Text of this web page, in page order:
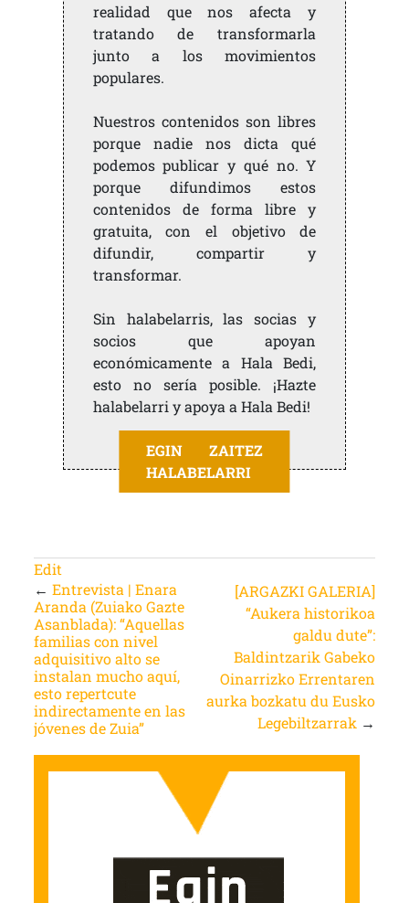
realidad que nos afecta y
tratando de transformarla
junto a los movimientos
populares.
Nuestros contenidos son libres
porque nadie nos dicta qué
podemos publicar y qué no. Y
porque difundimos estos
contenidos de forma libre y
gratuita, con el objetivo de
difundir, compartir y
transformar.
Sin halabelarris, las socias y
socios que apoyan
económicamente a Hala Bedi,
esto no sería posible. ¡Hazte
halabelarri y apoya a Hala Bedi!
EGIN ZAITEZ
HALABELARRI
Edit
← Entrevista | Enara
Aranda (Zuiako Gazte
Asanblada): “Aquellas
familias con nivel
adquisitivo alto se
instalan mucho aquí,
esto repertcute
indirectamente en las
jóvenes de Zuia”
[ARGAZKI GALERIA]
“Aukera historikoa
galdu dute”:
Baldintzarik Gabeko
Oinarrizko Errentaren
aurka bozkatu du Eusko
Legebiltzarrak →